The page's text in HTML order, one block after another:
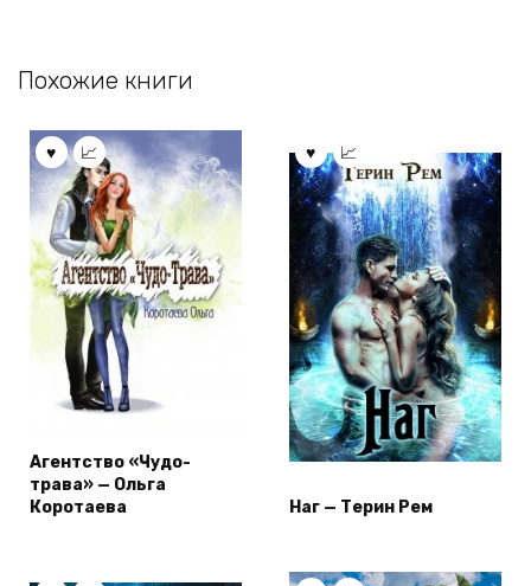
Похожие книги
Агентство «Чудо-
трава» — Ольга
Коротаева
Наг — Терин Рем